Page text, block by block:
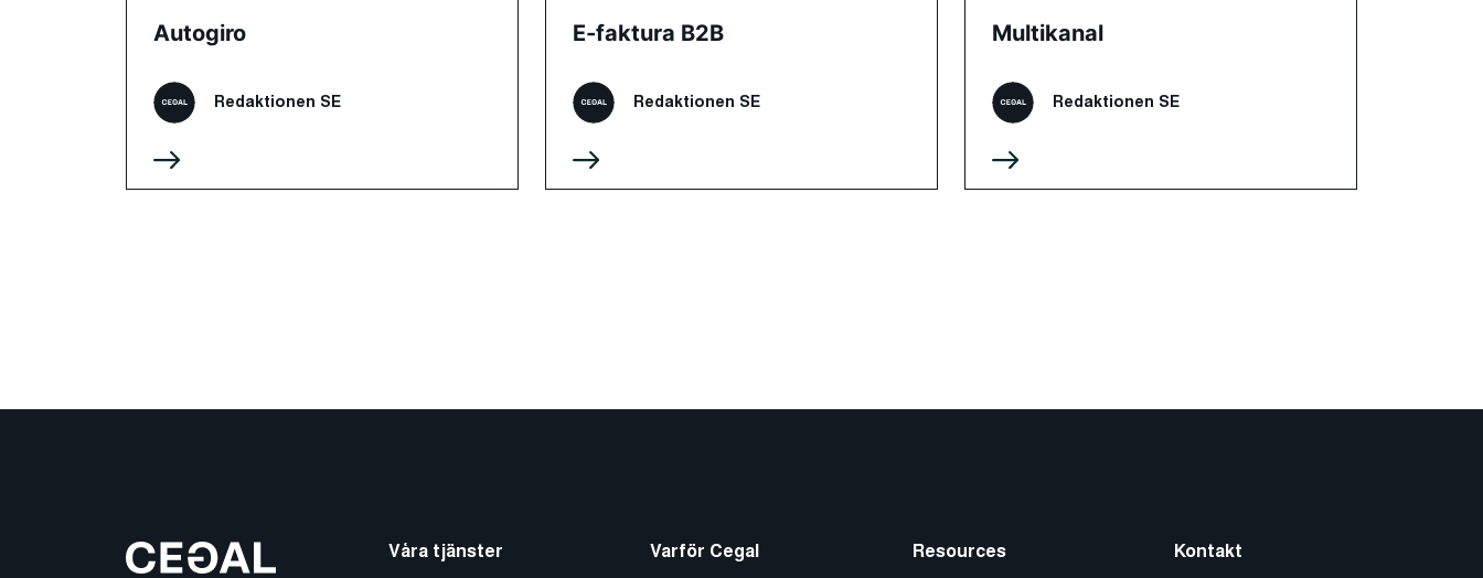
Autogiro
Redaktionen SE
E-faktura B2B
Redaktionen SE
Multikanal
Redaktionen SE
Våra tjänster Varför Cegal Resources Kontakt